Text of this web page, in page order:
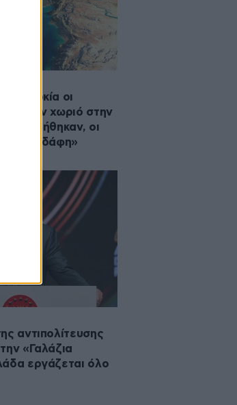
Τουρκία οι
χωριό στην
κοιμήθηκαν, οι
εδάφη»
αντιπολίτευσης
«Γαλάζια
εργάζεται όλο